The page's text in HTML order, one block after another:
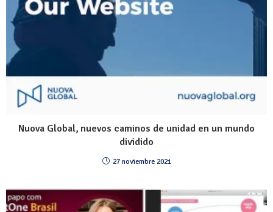
Nuova Global, nuevos caminos de unidad en un mundo
dividido
27 noviembre 2021